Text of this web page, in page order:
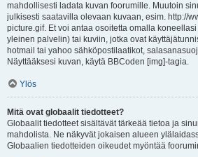
mahdollisesti ladata kuvan foorumille. Muutoin
julkisesti saatavilla olevaan kuvaan, esim. http://
picture.gif. Et voi antaa osoitetta omalla
yleinen palvelin) tai kuviin, jotka ovat
hotmail tai yahoo sähköpostilaatikot,
Näyttääksesi kuvan, käytä BBCoden [img]-tagia.
Ylös
Mitä ovat globaalit tiedotteet?
Globaalit tiedotteet sisältävät tärkeää tietoa ja
mahdolista. Ne näkyvät jokaisen alueen
Globaalien tiedotteiden oikeudet myöntää